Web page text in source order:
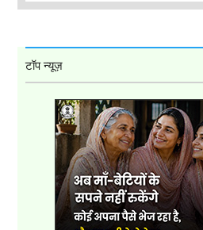
टॉप न्यूज़